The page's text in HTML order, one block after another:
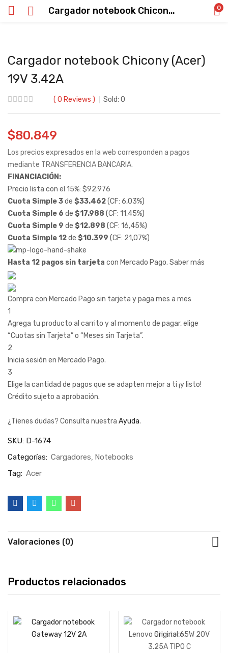
Cargador notebook Chicony (Acer) 19V 3.42A 0
Cargador notebook Chicony (Acer)
19V 3.42A
0 Reviews Sold: 0
$80.849
Los precios expresados en la web corresponden a pagos
mediante TRANSFERENCIA BANCARIA.
FINANCIACIÓN:
Precio lista con el 15%: $92.976
Cuota Simple 3de $33.462(CF: 6,03%)
Cuota Simple 6 de $17.988 (CF: 11,45%)
Cuota Simple 9 de $12.898 (CF: 16,45%)
Cuota Simple 12de $10.399 (CF: 21,07%)
Hasta 12 pagos sin tarjeta con Mercado Pago. Saber más
Compra con Mercado Pago sin tarjeta y paga mes a mes
1
Agrega tu producto al carrito y al momento de pagar, elige
“Cuotas sin Tarjeta” o “Meses sin Tarjeta”.
2
Inicia sesión en Mercado Pago.
3
Elige la cantidad de pagos que se adapten mejor a ti ¡y listo!
Crédito sujeto a aprobación.
¿Tienes dudas? Consulta nuestra Ayuda.
SKU: D-1674
Categorías: Cargadores
Notebooks
Tag: Acer
Valoraciones (0)
Productos relacionados
Sin stock